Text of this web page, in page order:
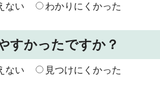
ない わかりにくかった
すかったですか？
ない 見つけにくかった